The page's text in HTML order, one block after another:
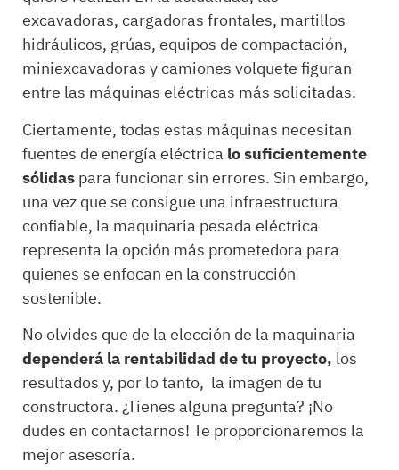
excavadoras, cargadoras frontales, martillos
hidráulicos, grúas, equipos de compactación,
miniexcavadoras y camiones volquete figuran
entre las máquinas eléctricas más solicitadas.
Ciertamente, todas estas máquinas necesitan
fuentes de energía eléctrica lo suficientemente
sólidaspara funcionar sin errores. Sin embargo,
una vez que se consigue una infraestructura
confiable, la maquinaria pesada eléctrica
representa la opción más prometedora para
quienes se enfocan en la construcción
sostenible.
No olvides que de la elección de la maquinaria
dependerá la rentabilidad de tu proyecto, los
resultados y, por lo tanto, la imagen de tu
constructora. ¿Tienes alguna pregunta? ¡No
dudes en contactarnos! Te proporcionaremos la
mejor asesoría.